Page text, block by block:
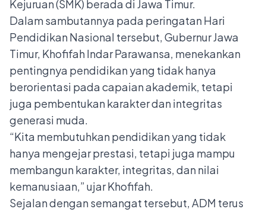
Kejuruan (SMK) berada di Jawa Timur.
Dalam sambutannya pada peringatan Hari
Pendidikan Nasional tersebut, Gubernur Jawa
Timur, Khofifah Indar Parawansa, menekankan
pentingnya pendidikan yang tidak hanya
berorientasi pada capaian akademik, tetapi
juga pembentukan karakter dan integritas
generasi muda.
“Kita membutuhkan pendidikan yang tidak
hanya mengejar prestasi, tetapi juga mampu
membangun karakter, integritas, dan nilai
kemanusiaan,” ujar Khofifah.
Sejalan dengan semangat tersebut, ADM terus